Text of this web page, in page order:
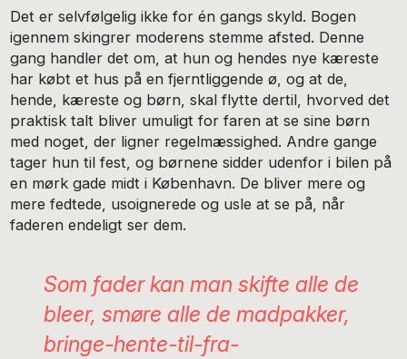
Det er selvfølgelig ikke for én gangs skyld. Bogen
igennem skingrer moderens stemme afsted. Denne
gang handler det om, at hun og hendes nye kæreste
har købt et hus på en fjerntliggende ø, og at de,
hende, kæreste og børn, skal flytte dertil, hvorved det
praktisk talt bliver umuligt for faren at se sine børn
med noget, der ligner regelmæssighed. Andre gange
tager hun til fest, og børnene sidder udenfor i bilen på
en mørk gade midt i København. De bliver mere og
mere fedtede, usoignerede og usle at se på, når
faderen endeligt ser dem.
Som fader kan man skifte alle de
bleer, smøre alle de madpakker,
bringe-hente-til-fra-